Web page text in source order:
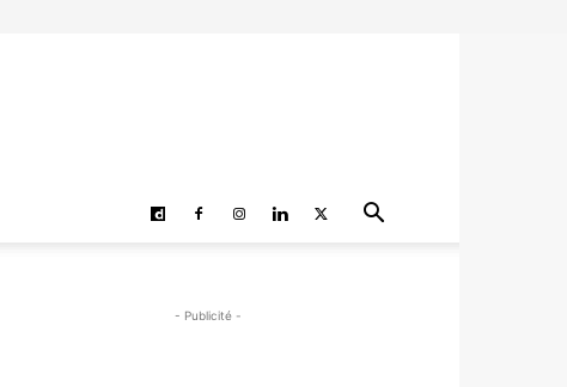
- Publicité -